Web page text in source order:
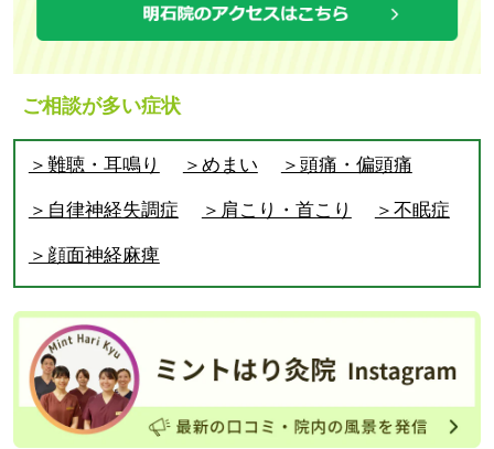
ご相談が多い症状
＞難聴・耳鳴り ＞めまい ＞頭痛・偏頭痛
＞自律神経失調症 ＞肩こり・首こり ＞不眠症
＞顔面神経麻痺